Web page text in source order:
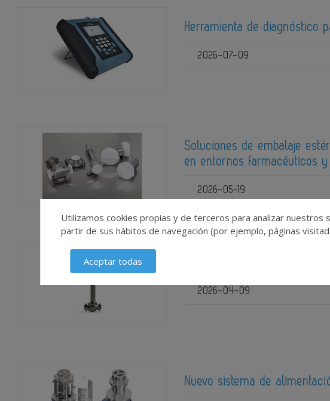
Herramienta de diagnóstico
2026-07-09
Soluciones de embalaje
en entornos farmacéuticos y
2026-05-19
Válvula de control apta
2026-04-09
Nuevo sistema de
Utilizamos cookies propias y de terceros para analizar nuestros
partir de sus hábitos de navegación (por ejemplo, páginas
Aceptar todas